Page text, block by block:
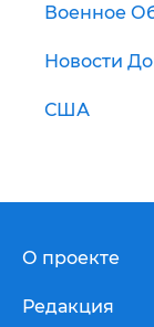
Военное
Новости
США
О проекте
Редакция